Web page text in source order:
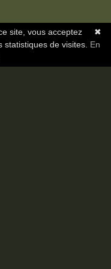
✖
site, vous acceptez
de visites. En